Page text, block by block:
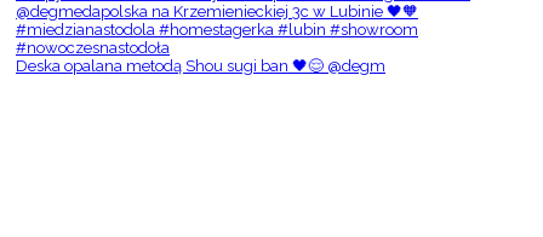
Deska opalana metodą Shou sugi ban 🖤😌 @degm